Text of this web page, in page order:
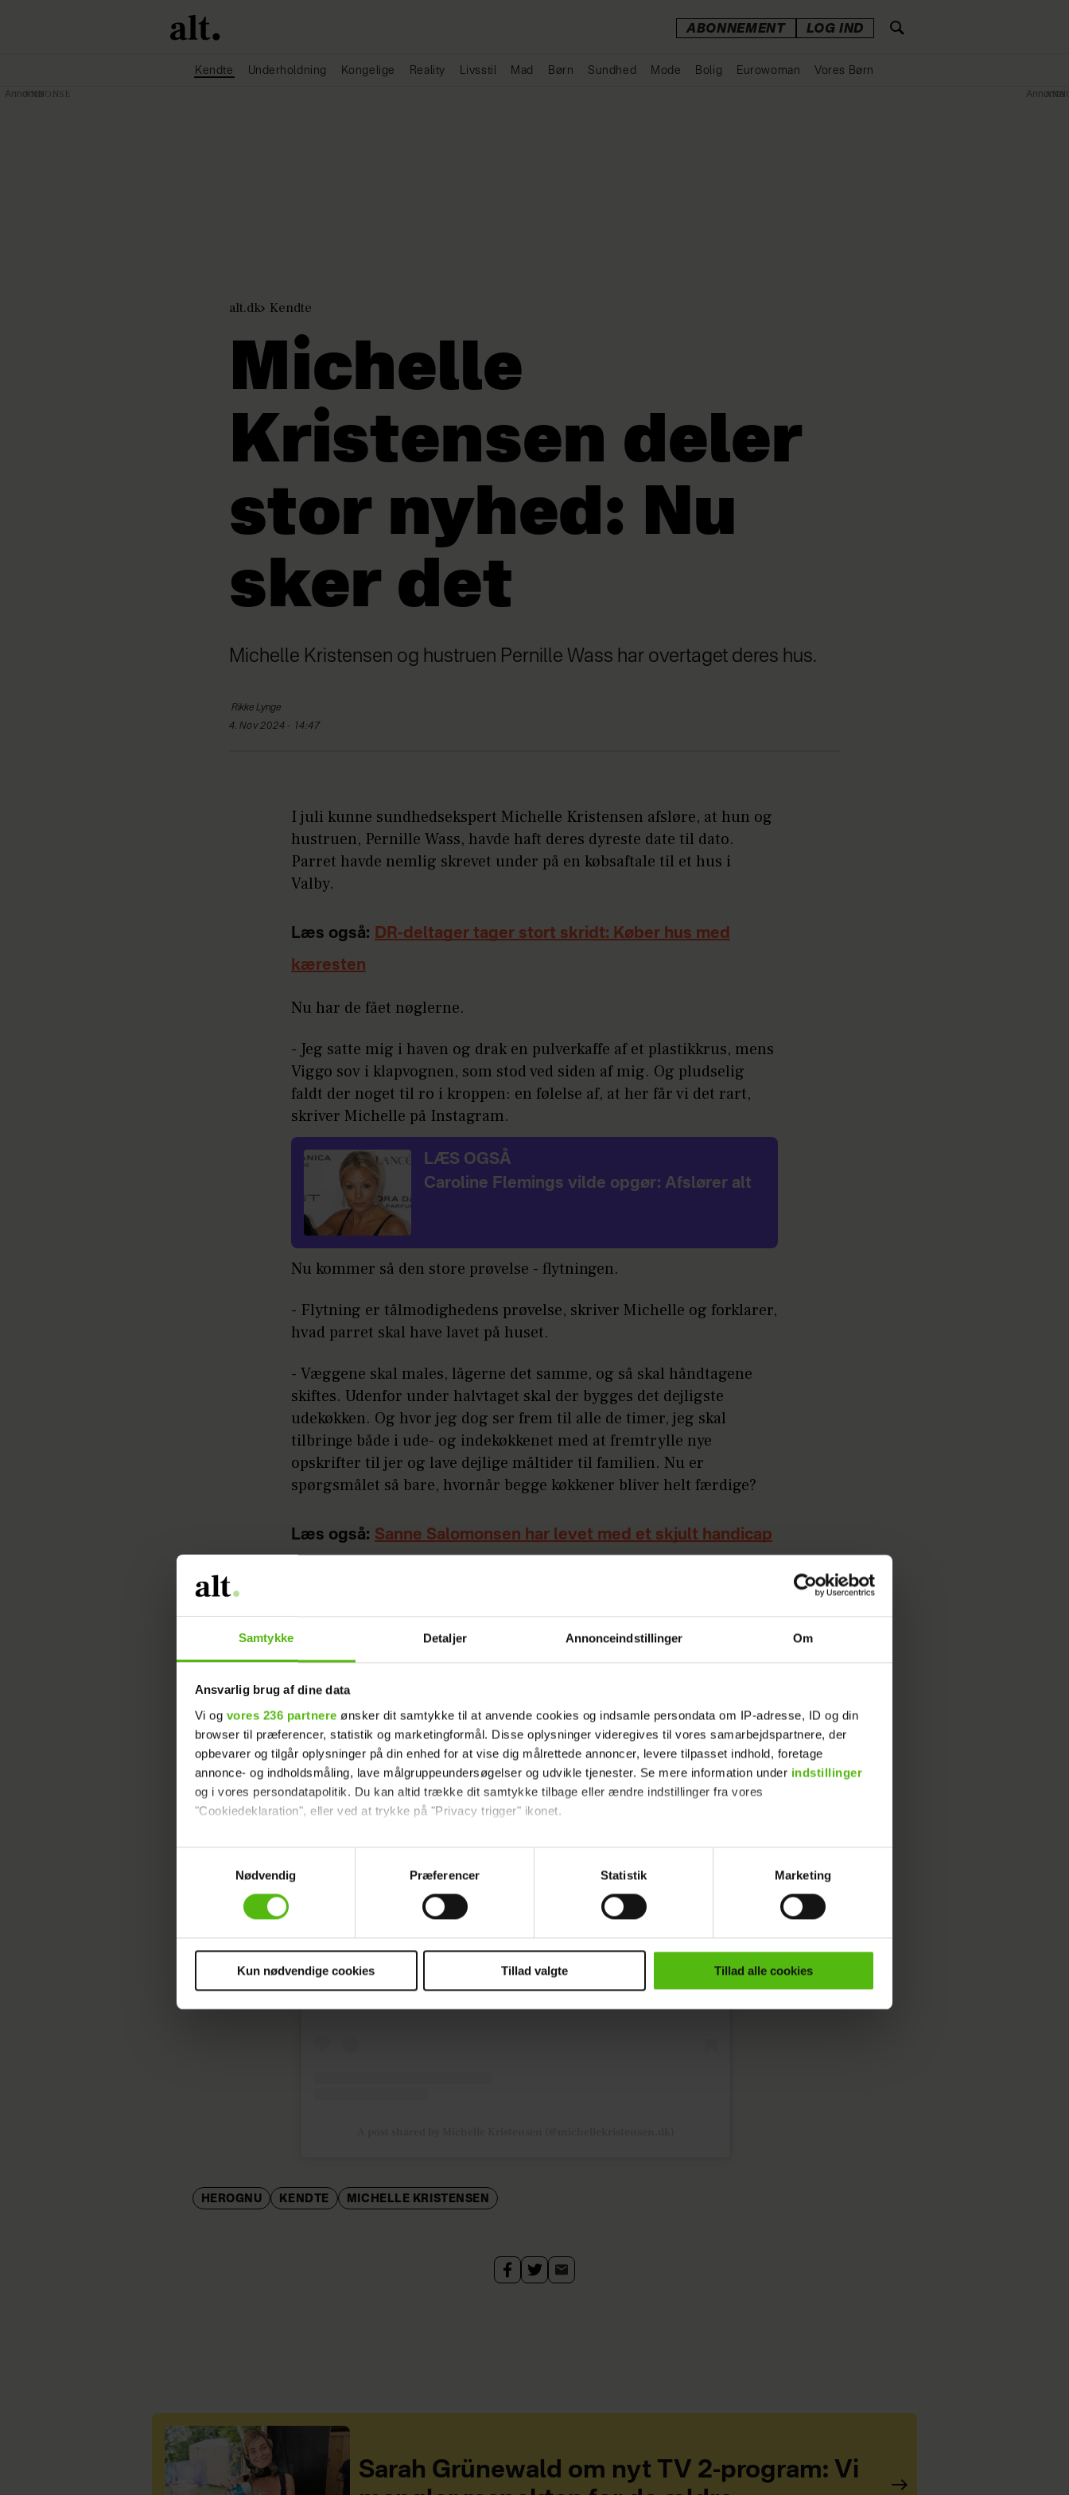
Samtykke Detaljer Annonceindstillinger Om
Ansvarlig brug af dine data
Vi og vores 236 partnere ønsker dit samtykke til at anvende cookies og indsamle persondata om IP-adresse, ID og din
browser til præferencer, statistik og marketingformål. Disse oplysninger videregives til vores samarbejdspartnere, der
opbevarer og tilgår oplysninger på din enhed for at vise dig målrettede annoncer, levere tilpasset indhold, foretage
annonce- og indholdsmåling, lave målgruppeundersøgelser og udvikle tjenester. Se mere information under indstillinger
og i vores persondatapolitik. Du kan altid trække dit samtykke tilbage eller ændre indstillinger fra vores
"Cookiedeklaration", eller ved at trykke på "Privacy trigger" ikonet.
Dine valg anvendes på hele websitet.
Vi ønsker dit samtykke til at indsamle og bruge data for at kunne levere og finansiere relevant journalistisk indhold til dig.
Vi anvender egne cookies og cookies fra tredjeparter til at at optimere dit besøg på vores hjemmeside. Vi indsamler data
sociale medier.
Nødvendig
Præferencer Statistik Marketing
Kun nødvendige cookies Tillad valgte Tillad alle cookies
ABONNEMENT LOG IND
Kendte Underholdning Kongelige Reality Livsstil Mad Børn Sundhed Mode Bolig Eurowoman Vores Børn
alt.dk Kendte
Michelle
Kristensen deler
stor nyhed: Nu
sker det
Michelle Kristensen og hustruen Pernille Wass har overtaget deres hus.
Rikke Lynge
4. Nov 2024 - 14:47
I juli kunne sundhedsekspert Michelle Kristensen afsløre, at hun og
hustruen, Pernille Wass, havde haft deres dyreste date til dato.
Parret havde nemlig skrevet under på en købsaftale til et hus i
Valby.
Læs også: DR-deltager tager stort skridt: Køber hus med
kæresten
Nu har de fået nøglerne.
- Jeg satte mig i haven og drak en pulverkaffe af et plastikkrus, mens
Viggo sov i klapvognen, som stod ved siden af mig. Og pludselig
faldt der noget til ro i kroppen: en følelse af, at her får vi det rart,
skriver Michelle på Instagram.
LÆS OGSÅ
Caroline Flemings vilde opgør: Afslører alt
Nu kommer så den store prøvelse - flytningen.
- Flytning er tålmodighedens prøvelse, skriver Michelle og forklarer,
hvad parret skal have lavet på huset.
- Væggene skal males, lågerne det samme, og så skal håndtagene
skiftes. Udenfor under halvtaget skal der bygges det dejligste
udekøkken. Og hvor jeg dog ser frem til alle de timer, jeg skal
tilbringe både i ude- og indekøkkenet med at fremtrylle nye
opskrifter til jer og lave dejlige måltider til familien. Nu er
spørgsmålet så bare, hvornår begge køkkener bliver helt færdige?
Læs også: Sanne Salomonsen har levet med et skjult handicap
Laurits fra et tidligere forhold.
View this post on Instagram
HEROGNU KENDTE MICHELLE KRISTENSEN
Sarah Grünewald om nyt TV 2-program: Vi
Annonce Annonce